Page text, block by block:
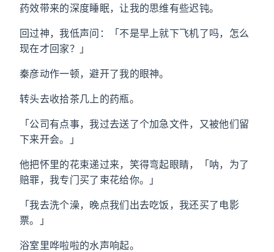
药效带来的深度睡眠，让我的思维有些迟钝。
回过神，我低声问：「不是早上就下飞机了吗，怎么
现在才回家？」
秦彦动作一顿，避开了我的眼神。
转头去收拾茶几上的药瓶。
「公司有点事，我过去送了个加急文件，又被他们留
下来开会。」
他把怀里的花束递过来，笑得弯起眼睛，「呐，为了
赔罪，我专门买了束花给你。」
「我去洗个澡，晚点我们出去吃饭，我还买了电影
票。」
浴室里哗啦啦的水声响起。